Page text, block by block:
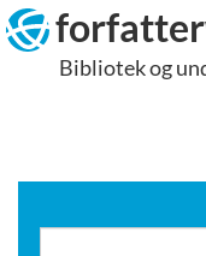
Hop
til
indholdBibliotek og